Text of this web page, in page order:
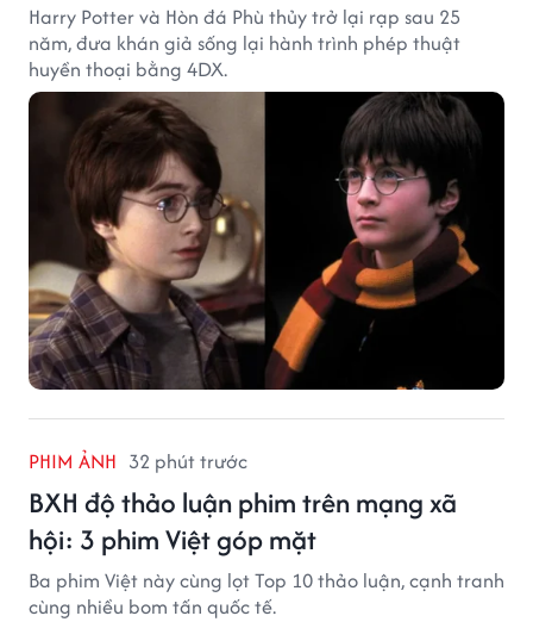
Harry Potter và Hòn đá Phù thủy trở lại rạp sau 25
năm, đưa khán giả sống lại hành trình phép thuật
huyền thoại bằng 4DX.
PHIM ẢNH 32 phút trước
BXH độ thảo luận phim trên mạng xã
hội: 3 phim Việt góp mặt
Ba phim Việt này cùng lọt Top 10 thảo luận, cạnh tranh
cùng nhiều bom tấn quốc tế.